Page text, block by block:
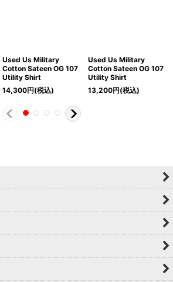
Used Us Military
Cotton Sateen OG 107
Utility Shirt
14,300円(税込)
Used Us Military
Cotton Sateen OG 107
Utility Shirt
13,200円(税込)